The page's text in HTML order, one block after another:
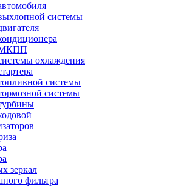
системы
МКПП
охлаждения
системы
системы
зеркал
фильтра